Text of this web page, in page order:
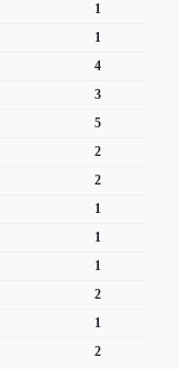
1
1
4
3
5
2
2
1
1
1
2
1
2